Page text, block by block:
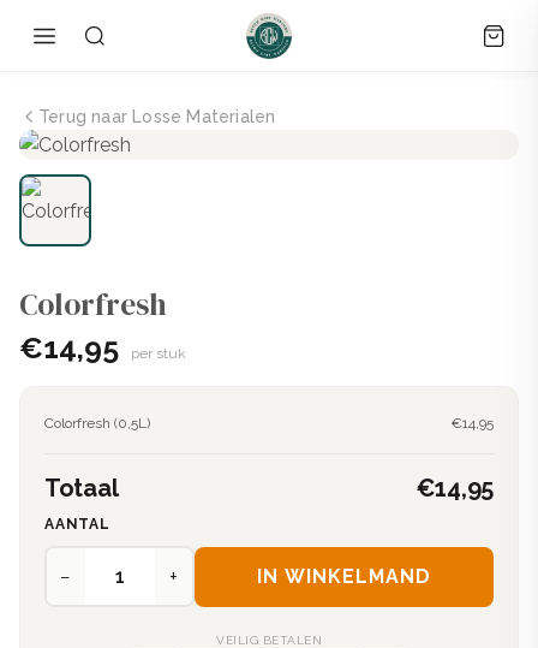
Terug naar Losse Materialen
Colorfresh
€14,95 per stuk
Colorfresh (0,5L) €14,95
Totaal €14,95
AANTAL
− + IN WINKELMAND
VEILIG BETALEN